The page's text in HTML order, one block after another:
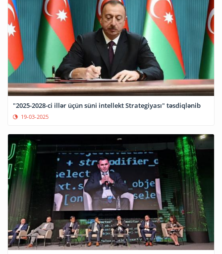
"2025-2028-ci illər üçün süni intellekt Strategiyası" təsdiqlənib
19-03-2025